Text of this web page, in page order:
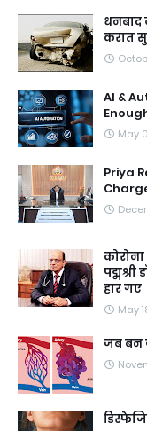
धनबाद
करात
AI &
May
Priya
हार गए
May
जब बन